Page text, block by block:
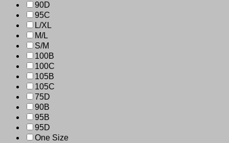
90D
95C
L/XL
M/L
S/M
100B
100C
105B
105C
75D
90B
95B
95D
One Size